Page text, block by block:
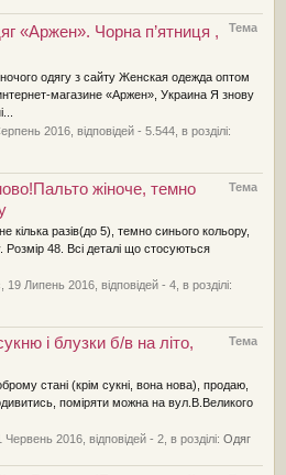
Тема
«Аржен». Чорна п’ятниця ,
одягу з сайту Женская одежда оптом
магазине «Аржен», Украина Я знову
2016 , відповідей - 5.544, в розділі:
Тема
жіноче, темно
кілька разів(до 5), темно синього кольору,
Розмір 48. Всі деталі що стосуються
19 Липень 2016 , відповідей - 4, в розділі:
Тема
і блузки б/в на літо,
стані (крім сукні, вона нова), продаю,
поміряти можна на вул.В.Великого
Червень 2016 , відповідей - 2, в розділі: Одяг